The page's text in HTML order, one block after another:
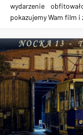
wydarzenie
pokazujemy Wam film i